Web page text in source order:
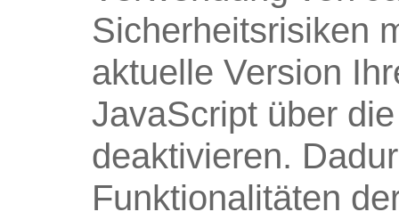
Sicherheitsrisiken
aktuelle Version
JavaScript über
deaktivieren.
Funktionalitäten